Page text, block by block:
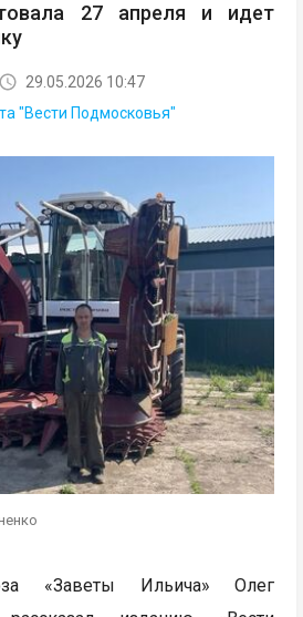
27 апреля и идет
29.05.2026 10:47
"Вести Подмосковья"
«Заветы Ильича» Олег